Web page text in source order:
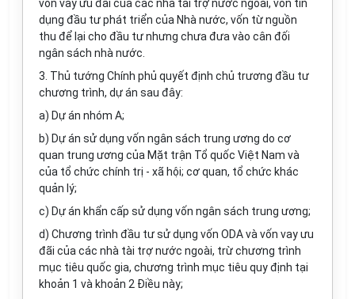
vốn vay ưu đãi của các nhà tài trợ nước ngoài, vốn tín
dụng đầu tư phát triển của Nhà nước, vốn từ nguồn
thu để lại cho đầu tư nhưng chưa đưa vào cân đối
ngân sách nhà nước.
3. Thủ tướng Chính phủ quyết định chủ trương đầu tư
chương trình, dự án sau đây:
a) Dự án nhóm A;
b) Dự án sử dụng vốn ngân sách trung ương do cơ
quan trung ương của Mặt trận Tổ quốc Việt Nam và
của tổ chức chính trị - xã hội; cơ quan, tổ chức khác
quản lý;
c) Dự án khẩn cấp sử dụng vốn ngân sách trung ương;
d) Chương trình đầu tư sử dụng vốn ODA và vốn vay ưu
đãi của các nhà tài trợ nước ngoài, trừ chương trình
mục tiêu quốc gia, chương trình mục tiêu quy định tại
khoản 1 và khoản 2 Điều này;